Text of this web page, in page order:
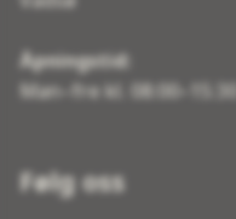
Åpningstid:
Man–fre kl. 08:00–15:30
Følg oss